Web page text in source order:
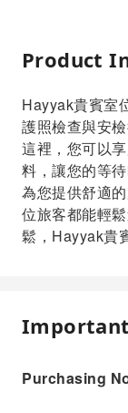
Product
Hayyak貴賓室
護照檢查與安
這裡，您可以
料，讓您的等
為您提供舒適
位旅客都能輕
鬆，Hayyak貴
Purchasing